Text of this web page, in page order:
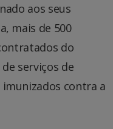
aos seus
mais de 500
do
serviços de
contra a